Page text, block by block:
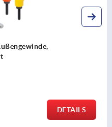
Kunststoff mit
Gewindeeinsatz